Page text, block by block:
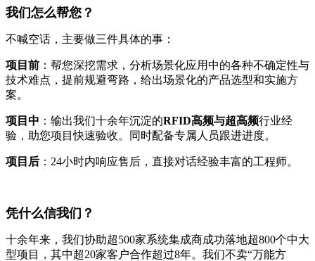
我们怎么帮您？
不喊空话，主要做三件具体的事：
项目前 ：帮您深挖需求，分析场景化应用中的各种不确定性与
技术难点，提前规避弯路，给出场景化的产品选型和实施方
案。
项目中 ：输出我们十余年沉淀的RFID高频与超高频行业经
验，助您项目快速验收。同时配备专属人员跟进进度。
项目后 ：24小时内响应售后，直接对话经验丰富的工程师。
凭什么信我们？
十余年来，我们协助超500家系统集成商成功落地超800个中大
型项目，其中超20家客户合作超过8年。我们不卖“万能方